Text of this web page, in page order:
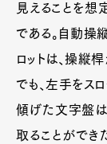
見えることを想
である。自動操
ロットは、操縦
でも、左手をス
傾げた文字盤
取ることができ